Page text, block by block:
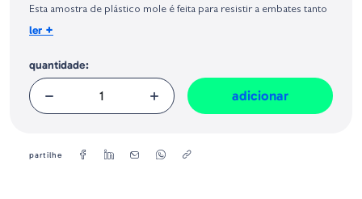
Esta amostra de plástico mole é feita para resistir a embates tanto
em paus, rochas, esticoes em ervas... tudo a que normalmente o
Contém sal.
Tamanho: 3.75"
Quantidade: 7
ler +
quantidade:
adicionar
partilhe